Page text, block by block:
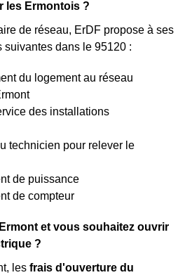
les Ermontois ?
de réseau, ErDF propose à ses
suivantes dans le 95120 :
du logement au réseau
des installations
technicien pour relever le
de puissance
de compteur
et vous souhaitez ouvrir
?
les frais d'ouverture du